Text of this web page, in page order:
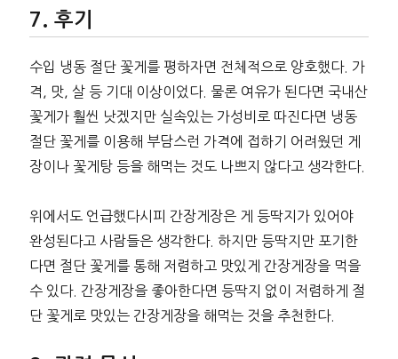
후기
수입 냉동 절단 꽃게를 평하자면 전체적으로 양호했다. 가
격, 맛, 살 등 기대 이상이었다. 물론 여유가 된다면 국내산
꽃게가 훨씬 낫겠지만 실속있는 가성비로 따진다면 냉동
절단 꽃게를 이용해 부담스런 가격에 접하기 어려웠던 게
장이나 꽃게탕 등을 해먹는 것도 나쁘지 않다고 생각한다.
위에서도 언급했다시피 간장게장은 게 등딱지가 있어야
완성된다고 사람들은 생각한다. 하지만 등딱지만 포기한
다면 절단 꽃게를 통해 저렴하고 맛있게 간장게장을 먹을
수 있다. 간장게장을 좋아한다면 등딱지 없이 저렴하게 절
단 꽃게로 맛있는 간장게장을 해먹는 것을 추천한다.